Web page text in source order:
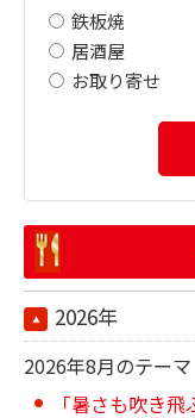
鉄板焼
居酒屋
お取り寄せ
2026年
2026年8月のテーマ
「暑さも吹き